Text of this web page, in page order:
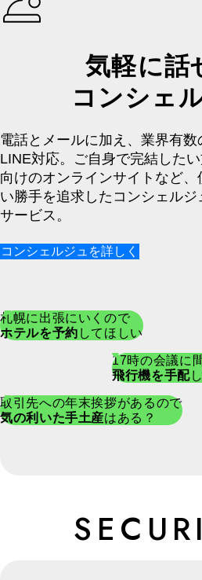
気軽に話
コンシェ
電話とメールに加え、業界有数
LINE対応。ご自身で完結した
向けのオンラインサイトなど、
い勝手を追求したコンシェルジ
サービス。
コンシェルジュを詳しく
札幌に出張にいくので
ホテルを予約 してほしい
17時の会議に
飛行機を手配
取引先への年末挨拶があるので
気の利いた手土産はある？